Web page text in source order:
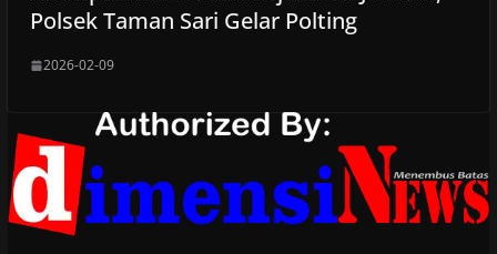
Polsek Taman Sari Gelar Polting
2026-02-09